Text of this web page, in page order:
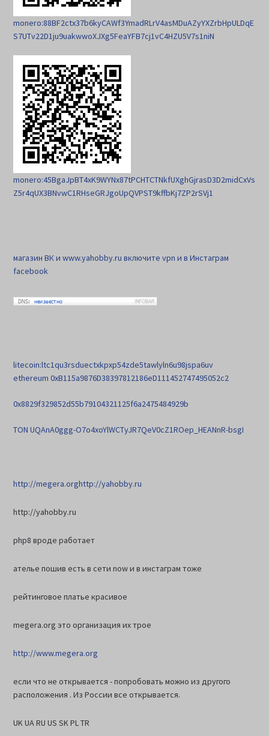
monero:88BF2ctx37b6kyCAWf3YmadRLrV4asMDuAZyYXZrbHpULDqE
S7UTv22D1ju9uakwwoXJXg5FeaYFB7cj1vC4HZU5V7s1niN
monero:45BgaJpBT4xK9WYNx87tPCHTCTNkfUXghGjrasD3D2midCxVs
Z5r4qUX3BNvwC1RHseGRJgoUpQVPST9kffbKj7ZP2rSVj1
магазин ВК и www.yahobby.ru включите vpn и в Инстаграм
facebook
litecoin:ltc1qu3rsduectxkpxp54zde5tawlyln6u98jspa6uv
ethereum 0xB115a9876D38397812186eD111452747495052c2
0x8829f329852d55b79104321125f6a2475484929b
TON UQAnA0ggg-O7o4xoYlWCTyJR7QeV0cZ1ROep_HEANnR-bsgI
http://megera.orghttp://yahobby.ru
http://yahobby.ru
php8 вроде работает
ателье пошив есть в сети now и в инстаграм тоже
рейтинговое платье красивое
megera.org это организация их трое
http://www.megera.org
если что не открывается - попробовать можно из другого
расположения . Из России все открывается.
UK UA RU US SK PL TR